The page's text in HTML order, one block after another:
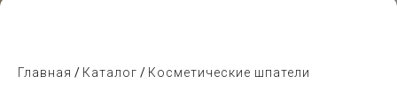
Главная Каталог Косметические шпатели